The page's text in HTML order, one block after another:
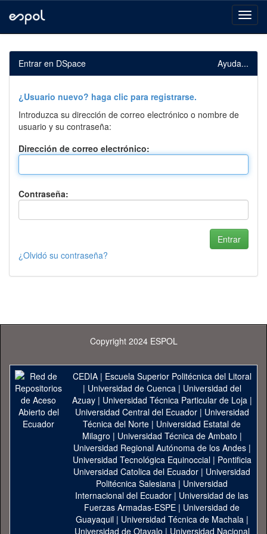
navigation
Entrar en DSpace Ayuda...
¿Usuario nuevo? haga clic para registrarse.
Introduzca su dirección de correo electrónico o nombre de
usuario y su contraseña:
Dirección de correo electrónico:
Contraseña:
¿Olvidó su contraseña?
Copyright 2024 ESPOL
CEDIA| Escuela Superior Politécnica del Litoral
| Universidad de Cuenca| Universidad del
Azuay| Universidad Técnica Particular de Loja|
Universidad Central del Ecuador| Universidad
Técnica del Norte | Universidad Estatal de
Milagro | Universidad Técnica de Ambato |
Universidad Regional Autónoma de los Andes|
Universidad Tecnológica Equinoccial| Pontificia
Universidad Catolica del Ecuador | Universidad
Politécnica Salesiana | Universidad
Internacional del Ecuador | Universidad de las
Fuerzas Armadas-ESPE | Universidad de
Guayaquil| Universidad Técnica de Machala|
Universidad de Otavalo | Universidad Nacional